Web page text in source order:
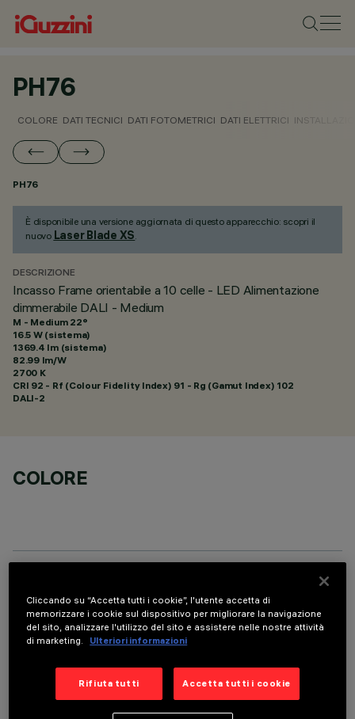
PH76
COLORE DATI TECNICI DATI FOTOMETRICI DATI ELETTRICI
PH76
È disponibile una versione aggiornata di questo apparecchio: scopri il
nuovo Laser Blade XS.
DESCRIZIONE
Incasso Frame orientabile a 10 celle - LED Alimentazione
dimmerabile DALI - Medium
M - Medium 22°
16.5 W (sistema)
1369.4 lm (sistema)
82.99 lm/W
2700 K
CRI 92 - Rf (Colour Fidelity Index) 91 - Rg (Gamut Index) 102
DALI-2
COLORE
DATI TECNICI
ULTIMO AGGIORNAMENTO: 07/08/2026
Apparecchio rettangolare ad incasso con sorgenti LED. Vano
strutturale in lamiera di acciaio sagomata con faldina
Cliccando su “Accetta tutti i cookie”, l'utente accetta di
memorizzare i cookie sul dispositivo per migliorare la navigazione
del sito, analizzare l'utilizzo del sito e assistere nelle nostre attività
di marketing.
Ulteriori informazioni
Rifiuta tutti Accetta tutti i cookie